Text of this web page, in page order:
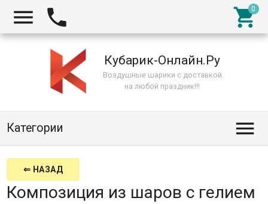
  
Кубарик-Онлайн.Ру
Воздушные шарики с доставкой
на любой праздник!!!
Категории 
⇐ НАЗАД
Композиция из шаров с гелием